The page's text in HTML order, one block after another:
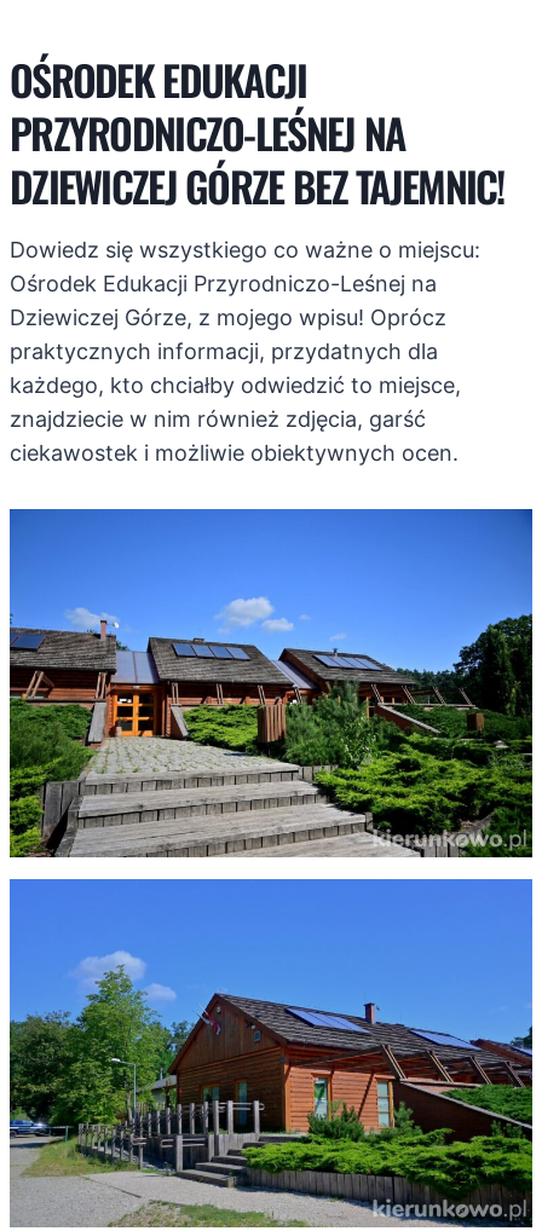
OŚRODEK EDUKACJI
PRZYRODNICZO-LEŚNEJ NA
DZIEWICZEJ GÓRZE BEZ TAJEMNIC!
Dowiedz się wszystkiego co ważne o miejscu:
Ośrodek Edukacji Przyrodniczo-Leśnej na
Dziewiczej Górze, z mojego wpisu! Oprócz
praktycznych informacji, przydatnych dla
każdego, kto chciałby odwiedzić to miejsce,
znajdziecie w nim również zdjęcia, garść
ciekawostek i możliwie obiektywnych ocen.